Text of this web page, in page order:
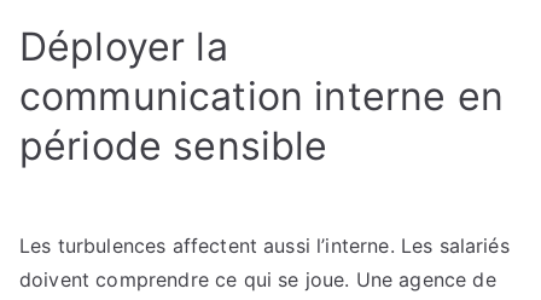
Déployer la
communication interne en
période sensible
Les turbulences affectent aussi l’interne. Les salariés
doivent comprendre ce qui se joue. Une agence de